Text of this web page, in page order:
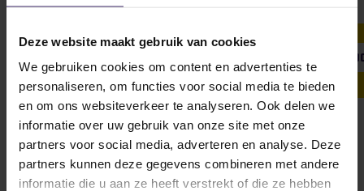
Deze website maakt gebruik van cookies
We gebruiken cookies om content en advertenties te
personaliseren, om functies voor social media te bieden
en om ons websiteverkeer te analyseren. Ook delen we
informatie over uw gebruik van onze site met onze
partners voor social media, adverteren en analyse. Deze
partners kunnen deze gegevens combineren met andere
informatie die u aan ze heeft verstrekt of die ze hebben
Unfortunately, for this athlete
(Samantha Minkes)were no
stories found.